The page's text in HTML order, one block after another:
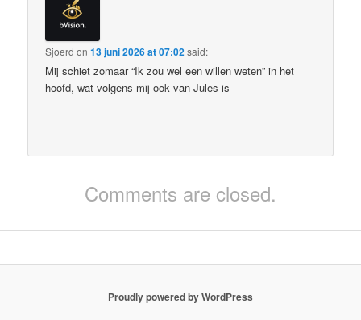
Sjoerd on13 juni 2026 at 07:02said:
Mij schiet zomaar “Ik zou wel een willen weten” in het
hoofd, wat volgens mij ook van Jules is
Comments are closed.
Proudly powered by WordPress